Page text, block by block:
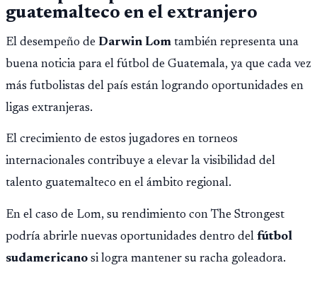
guatemalteco en el extranjero
El desempeño de Darwin Lom también representa una
buena noticia para el fútbol de Guatemala, ya que cada vez
más futbolistas del país están logrando oportunidades en
ligas extranjeras.
El crecimiento de estos jugadores en torneos
internacionales contribuye a elevar la visibilidad del
talento guatemalteco en el ámbito regional.
En el caso de Lom, su rendimiento con The Strongest
podría abrirle nuevas oportunidades dentro del fútbol
sudamericano si logra mantener su racha goleadora.